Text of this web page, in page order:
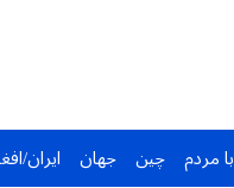
با مردم چین جهان ایران/